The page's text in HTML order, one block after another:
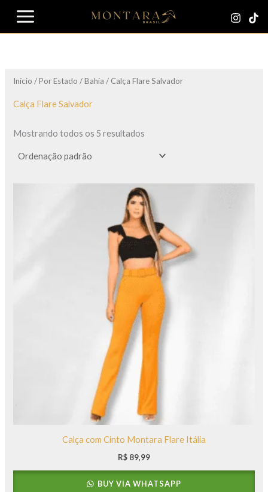
para
Início /Por Estado /Bahia / Calça Flare Salvador
Calça Flare Salvador
Mostrando todos os 5 resultados
Calça com Cinto Montara Flare Itália
R$ 89,99
BUY VIA WHATSAPP